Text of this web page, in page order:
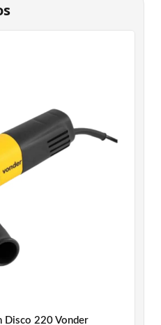
Disco 220 Vonder